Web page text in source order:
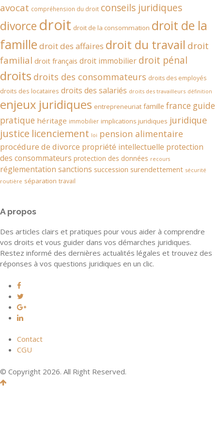
avocat compréhension du droit conseils juridiques
divorce droit droit de la consommation droit de la
famille droit des affaires droit du travail droit
familial droit français droit immobilier droit pénal
droits droits des consommateurs droits des employés
droits des locataires droits des salariés droits des travailleurs définition
enjeux juridiques entrepreneuriat famille france guide
pratique héritage immobilier implications juridiques juridique
justice licenciement loi pension alimentaire
procédure de divorce propriété intellectuelle protection
des consommateurs protection des données recours
réglementation sanctions succession surendettement sécurité
routière séparation travail
A propos
Des articles clairs et pratiques pour vous aider à comprendre
vos droits et vous guider dans vos démarches juridiques.
Restez informé des dernières actualités légales et trouvez des
réponses à vos questions juridiques en un clic.
Contact
CGU
© Copyright 2026. All Right Reserved.